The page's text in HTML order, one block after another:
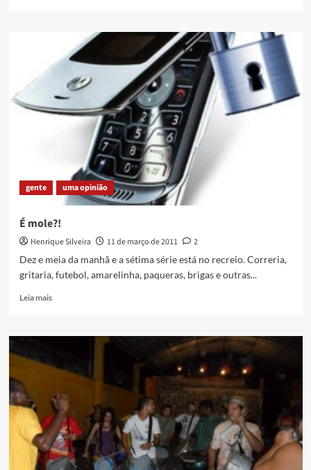
março:
um
de
Cultura
gente uma opinião
É mole?!
Henrique Silveira 11 de março de 2011
2
Dez e meia da manhã e a sétima série está no recreio. Correria,
gritaria, futebol, amarelinha, paqueras, brigas e outras...
Leia maisRead
É